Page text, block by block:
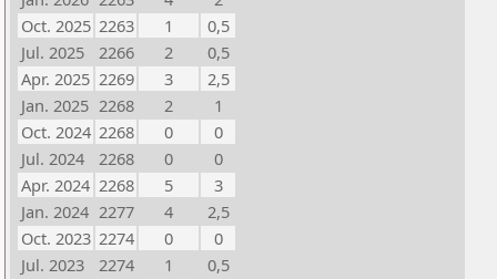
Oct. 2025 2263 1
0,5
Jul. 2025
2266 2
0,5
Apr. 2025 2269 3
2,5
Jan. 2025 2268 2
1
Oct. 2024 2268 0
0
Jul. 2024
2268 0
0
Apr. 2024 2268 5
3
Jan. 2024 2277 4
2,5
Oct. 2023 2274 0
0
Jul. 2023
2274 1
0,5